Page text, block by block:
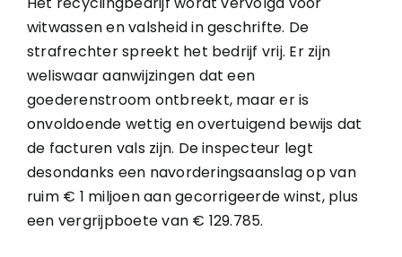
witwassen en valsheid in geschrifte. De
strafrechter spreekt het bedrijf vrij. Er zijn
weliswaar aanwijzingen dat een
goederenstroom ontbreekt, maar er is
onvoldoende wettig en overtuigend bewijs dat
de facturen vals zijn. De inspecteur legt
desondanks een navorderingsaanslag op van
ruim € 1 miljoen aan gecorrigeerde winst, plus
een vergrijpboete van € 129.785.